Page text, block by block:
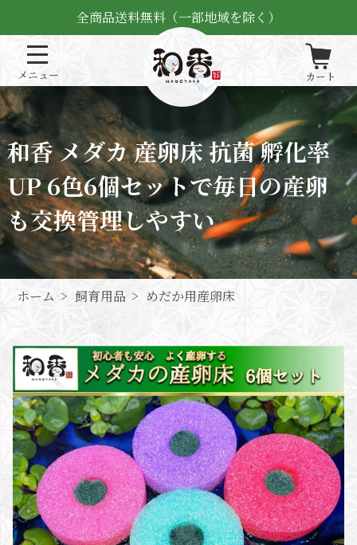
全商品送料無料（一部地域を除く）
和香 メダカ 産卵床 抗菌 孵化率
UP 6色6個セットで毎日の産卵
も交換管理しやすい
ホーム > 飼育用品 > めだか用産卵床